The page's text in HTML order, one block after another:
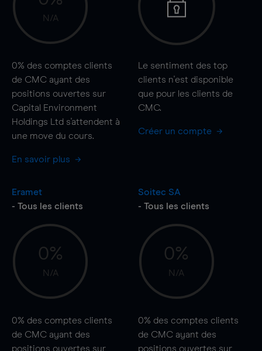
N/A
0% des comptes clients
de CMC ayant des
positions ouvertes sur
Capital Environment
Holdings Ltd s'attendent à
une move du cours.
En savoir plus
Le sentiment des top
clients n'est disponible
que pour les clients de
CMC.
Créer un compte
Eramet
- Tous les clients
0%
N/A
0% des comptes clients
de CMC ayant des
positions ouvertes sur
Soitec SA
- Tous les clients
0%
N/A
0% des comptes clients
de CMC ayant des
positions ouvertes sur